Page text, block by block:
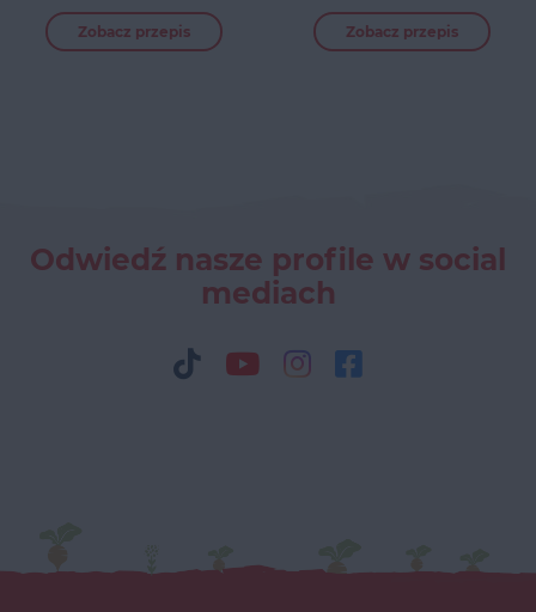
Zobacz przepis Zobacz przepis
Odwiedź nasze profile w social
mediach